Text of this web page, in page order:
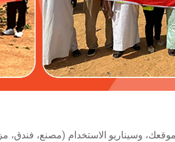
وسيناريو الاستخدام (مصنع، فندق،